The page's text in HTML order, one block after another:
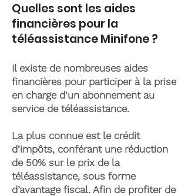
Quelles sont les aides
financières pour la
téléassistance Minifone ?
Il existe de nombreuses aides
financières pour participer à la prise
en charge d’un abonnement au
service de téléassistance.
La plus connue est le crédit
d’impôts, conférant une réduction
de 50% sur le prix de la
téléassistance, sous forme
d’avantage fiscal. Afin de profiter de